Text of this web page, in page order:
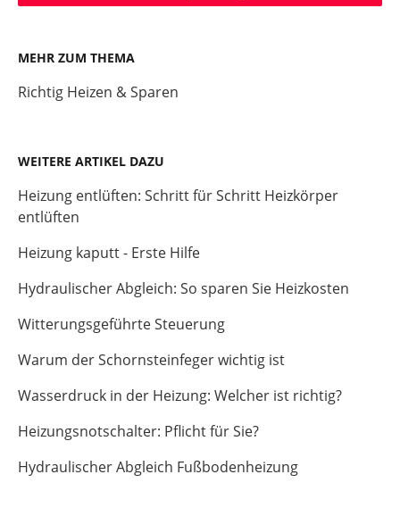
MEHR ZUM THEMA
Richtig Heizen & Sparen
WEITERE ARTIKEL DAZU
Heizung entlüften: Schritt für Schritt Heizkörper
entlüften
Heizung kaputt - Erste Hilfe
Hydraulischer Abgleich: So sparen Sie Heizkosten
Witterungsgeführte Steuerung
Warum der Schornsteinfeger wichtig ist
Wasserdruck in der Heizung: Welcher ist richtig?
Heizungsnotschalter: Pflicht für Sie?
Hydraulischer Abgleich Fußbodenheizung